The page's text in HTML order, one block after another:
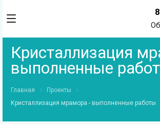
Об
Кристаллизация
выполненные
Главная
Проекты
Кристаллизация мрамора - выполненные работы